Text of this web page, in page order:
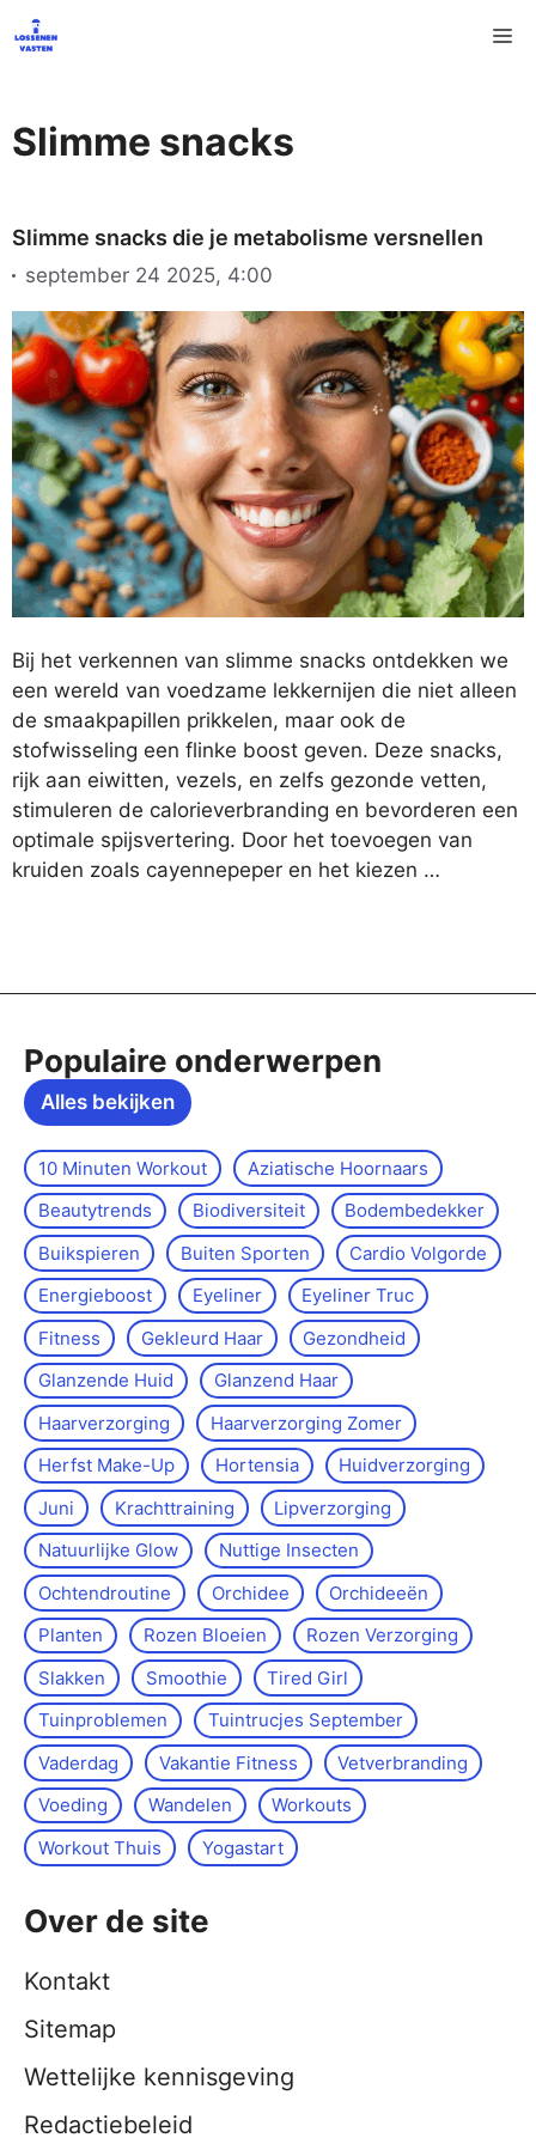
naar
Slimme snacks
Slimme snacks die je metabolisme versnellen
september 24 2025, 4:00
Bij het verkennen van slimme snacks ontdekken we
een wereld van voedzame lekkernijen die niet alleen
de smaakpapillen prikkelen, maar ook de
stofwisseling een flinke boost geven. Deze snacks,
rijk aan eiwitten, vezels, en zelfs gezonde vetten,
stimuleren de calorieverbranding en bevorderen een
optimale spijsvertering. Door het toevoegen van
kruiden zoals cayennepeper en het kiezen …
Populaire onderwerpen
Alles bekijken
10 Minuten Workout
Aziatische Hoornaars
Beautytrends
Biodiversiteit
Bodembedekker
Buikspieren
Buiten Sporten
Cardio Volgorde
Energieboost
Eyeliner
Eyeliner Truc
Fitness
Gekleurd Haar
Gezondheid
Glanzende Huid
Glanzend Haar
Haarverzorging
Haarverzorging Zomer
Herfst Make-Up
Hortensia
Huidverzorging
Juni
Krachttraining
Lipverzorging
Natuurlijke Glow
Nuttige Insecten
Ochtendroutine
Orchidee
Orchideeën
Planten
Rozen Bloeien
Rozen Verzorging
Slakken
Smoothie
Tired Girl
Tuinproblemen
Tuintrucjes September
Vaderdag
Vakantie Fitness
Vetverbranding
Voeding
Wandelen
Workouts
Workout Thuis
Yoga­start
Over de site
Kontakt
Sitemap
Wettelijke kennisgeving
Redactiebeleid